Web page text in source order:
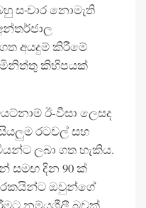
සංචාර නොමැති
අයදුම් කිරීමේ
මිනිත්තු කිහිපයක්
ඊ-වීසා ලෙසද
රටවල් සහ
ලබා ගත හැකිය.
සමඟ දින 90 ක්
ඔවුන්ගේ
නම්යශීලී බවක්